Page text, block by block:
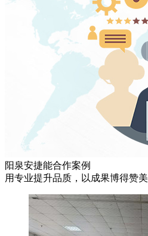
阳泉安捷能合作案例
用专业提升品质，以成果博得赞美